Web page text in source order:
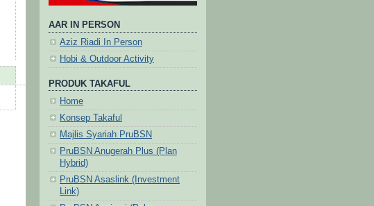
AAR IN PERSON
Aziz Riadi In Person
Hobi & Outdoor Activity
PRODUK TAKAFUL
Home
Konsep Takaful
Majlis Syariah PruBSN
PruBSN Anugerah Plus (Plan
Hybrid)
PruBSN Asaslink (Investment
Link)